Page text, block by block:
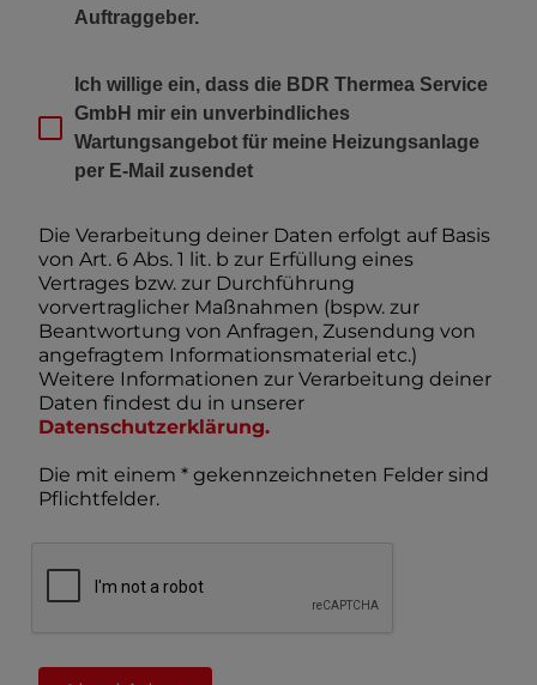
Auftraggeber.
Ich willige ein, dass die BDR Thermea Service
GmbH mir ein unverbindliches
Wartungsangebot für meine Heizungsanlage
per E‑Mail zusendet
Die Verarbeitung deiner Daten erfolgt auf Basis
von Art. 6 Abs. 1 lit. b zur Erfüllung eines
Vertrages bzw. zur Durchführung
vorvertraglicher Maßnahmen (bspw. zur
Beantwortung von Anfragen, Zusendung von
angefragtem Informationsmaterial etc.)
Weitere Informationen zur Verarbeitung deiner
Daten findest du in unserer
Datenschutzerklärung.
Die mit einem * gekennzeichneten Felder sind
Pflichtfelder.